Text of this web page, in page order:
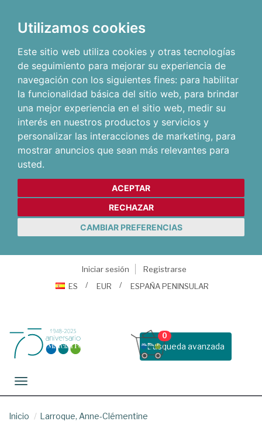
Utilizamos cookies
Este sitio web utiliza cookies y otras tecnologías
de seguimiento para mejorar su experiencia de
navegación con los siguientes fines: para habilitar
la funcionalidad básica del sitio web, para brindar
una mejor experiencia en el sitio web, medir su
interés en nuestros productos y servicios y
personalizar las interacciones de marketing, para
mostrar anuncios que sean más relevantes para
usted.
ACEPTAR
RECHAZAR
CAMBIAR PREFERENCIAS
Iniciar sesión
Registrarse
ES
EUR ESPAÑA PENINSULAR
Busqueda avanzada
0
Toggle navigation
Inicio Larroque, Anne-Clémentine